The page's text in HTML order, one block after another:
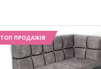
ТОП ПРОДАЖІВ